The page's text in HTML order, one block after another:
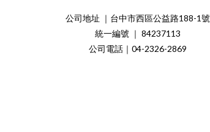
公司地址 ｜台中市西區公益路188-1號
統一編號 ｜ 84237113
公司電話｜04-2326-2869